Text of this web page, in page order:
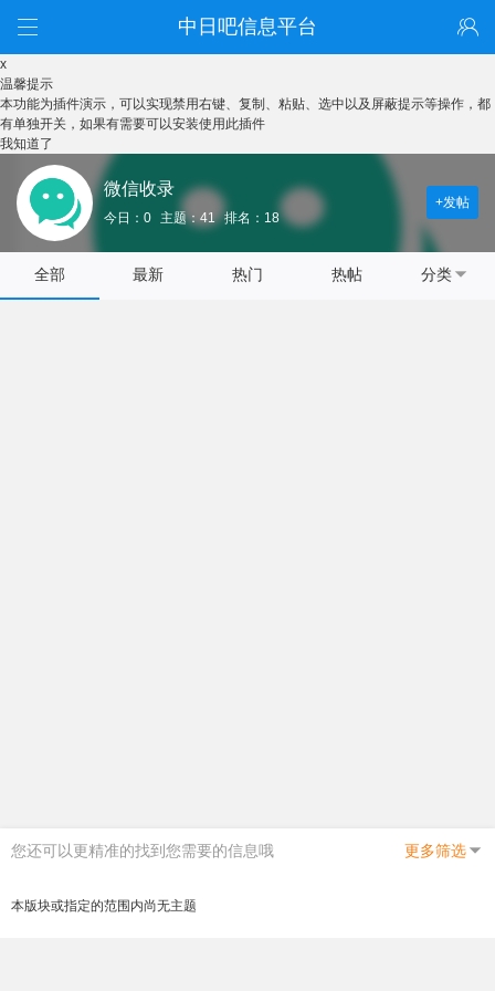
中日吧信息平台
x
温馨提示
本功能为插件演示，可以实现禁用右键、复制、粘贴、选中以及屏蔽提示等操作，都
有单独开关，如果有需要可以安装使用此插件
我知道了
微信收录
今日：0 主题：41 排名：18
+发帖
全部 最新 热门 热帖 分类
您还可以更精准的找到您需要的信息哦 更多筛选
本版块或指定的范围内尚无主题